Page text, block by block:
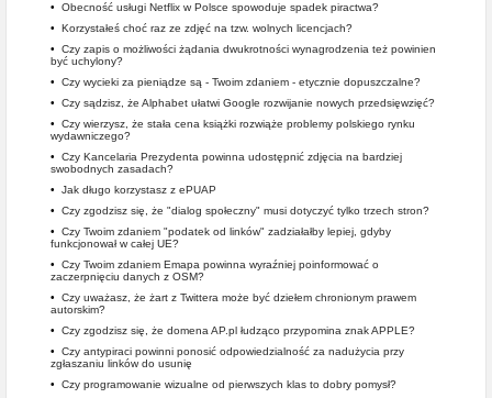
• Obecność usługi Netflix w Polsce spowoduje spadek piractwa?
• Korzystałeś choć raz ze zdjęć na tzw. wolnych licencjach?
• Czy zapis o możliwości żądania dwukrotności wynagrodzenia też powinien
być uchylony?
• Czy wycieki za pieniądze są - Twoim zdaniem - etycznie dopuszczalne?
• Czy sądzisz, że Alphabet ułatwi Google rozwijanie nowych przedsięwzięć?
• Czy wierzysz, że stała cena książki rozwiąże problemy polskiego rynku
wydawniczego?
• Czy Kancelaria Prezydenta powinna udostępnić zdjęcia na bardziej
swobodnych zasadach?
• Jak długo korzystasz z ePUAP
• Czy zgodzisz się, że "dialog społeczny" musi dotyczyć tylko trzech stron?
• Czy Twoim zdaniem "podatek od linków" zadziałałby lepiej, gdyby
funkcjonował w całej UE?
• Czy Twoim zdaniem Emapa powinna wyraźniej poinformować o
zaczerpnięciu danych z OSM?
• Czy uważasz, że żart z Twittera może być dziełem chronionym prawem
autorskim?
• Czy zgodzisz się, że domena AP.pl łudząco przypomina znak APPLE?
• Czy antypiraci powinni ponosić odpowiedzialność za nadużycia przy
zgłaszaniu linków do usunię
• Czy programowanie wizualne od pierwszych klas to dobry pomysł?